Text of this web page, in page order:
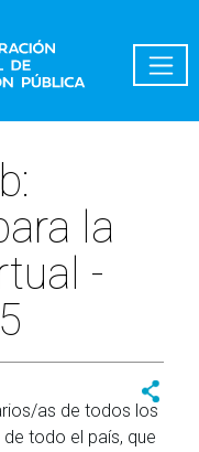
la
-
as de todos los
todo el país, que